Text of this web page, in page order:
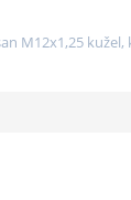
M12x1,25 kužel,